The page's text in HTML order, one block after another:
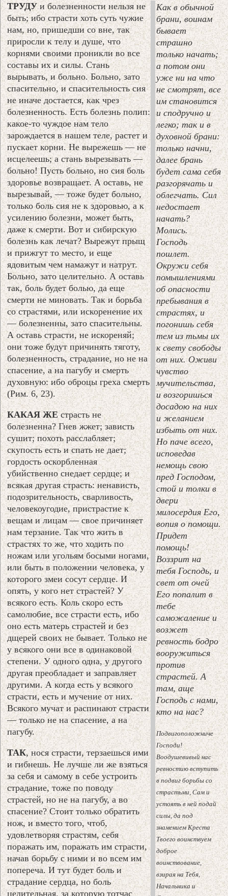
Как в обычной
брани, воинам
бывает
страшно
только начать;
а потом они
уже ни на что
не смотрят, все
им становится
и сподручно и
легко; так и в
духовной брани:
только начни,
далее брань
будет сама себя
разгорячать и
облегчать. Сил
недостает
начать?
Молись.
Господь
пошлет.
Окружи себя
помышлениями
об опасности
пребывания в
страстях, и
погонишь себя
тем из тьмы их
к свету свободы
от них. Оживи
чувство
мучительства,
и возгоришься
досадою на них
и желанием
избыть от них.
Но паче всего,
исповедав
немощь свою
пред Господом,
стой и толки в
двери
милосердия Его,
вопия о помощи.
Придет
помощь!
Воззрит на
тебя Господь, и
свет от очей
Его попалит в
тебе
саможаление и
возжет
ревность бодро
вооружиться
против
страстей. А
там, аще
Господь с нами,
кто на нас?
Подвигоположниче
Господи!
Воодушевивый нас
ревностию вступить
в подвиг борьбы со
страстьми, Сам и
устоять в ней подай
силы, да под
знамением Креста
Твоего воинствуем
доброе
воинствование,
взирая на Тебя,
Начальника и
ТРУДУи болезненности нельзя не
быть; ибо страсти хоть суть чужие
нам, но, пришедши со вне, так
приросли к телу и душе, что
корнями своими проникли во все
составы их и силы. Стань
вырывать, и больно. Больно, зато
спасительно, и спасительность сия
не иначе достается, как чрез
болезненность. Есть болезнь полип:
какое-то чуждое нам тело
зарождается в нашем теле, растет и
пускает корни. Не вырежешь — не
исцелеешь; а стань вырезывать —
больно! Пусть больно, но сия боль
здоровье возвращает. А оставь, не
вырезывай, — тоже будет больно,
только боль сия не к здоровью, а к
усилению болезни, может быть,
даже к смерти. Вот и сибирскую
болезнь как лечат? Вырежут прыщ
и прижгут то место, и еще
ядовитым чем намажут и натрут.
Больно, зато целительно. А оставь
так, боль будет болью, да еще
смерти не миновать. Так и борьба
со страстями, или искоренение их
— болезненны, зато спасительны.
А оставь страсти, не искореняй;
они тоже будут причинять тяготу,
болезненность, страдание, но не на
спасение, а на пагубу и смерть
духовную: ибо оброцы греха смерть
(Рим. 6, 23).
КАКАЯ ЖЕстрасть не
болезненна? Гнев жжет; зависть
сушит; похоть расслабляет;
скупость есть и спать не дает;
гордость оскорбленная
убийственно снедает сердце; и
всякая другая страсть: ненависть,
подозрительность, сварливость,
человекоугодие, пристрастие к
вещам и лицам — свое причиняет
нам терзание. Так что жить в
страстях то же, что ходить по
ножам или угольям босыми ногами,
или быть в положении человека, у
которого змеи сосут сердце. И
опять, у кого нет страстей? У
всякого есть. Коль скоро есть
самолюбие, все страсти есть, ибо
оно есть матерь страстей и без
дщерей своих не бывает. Только не
у всякого они все в одинаковой
степени. У одного одна, у другого
другая преобладает и заправляет
другими. А когда есть у всякого
страсти, есть и мучение от них.
Всякого мучат и распинают страсти
— только не на спасение, а на
пагубу.
ТАК, нося страсти, терзаешься ими
и гибнешь. Не лучше ли же взяться
за себя и самому в себе устроить
страдание, тоже по поводу
страстей, но не на пагубу, а во
спасение? Стоит только обратить
нож, и вместо того, чтоб,
удовлетворяя страстям, себя
поражать им, поражать им страсти,
начав борьбу с ними и во всем им
попереча. И тут будет боль и
страдание сердца, но боль
целительная, за которую тотчас